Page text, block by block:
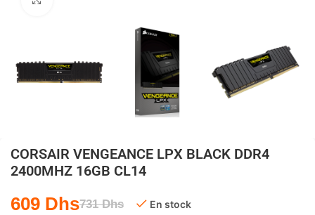
CORSAIR VENGEANCE LPX BLACK DDR4
2400MHZ 16GB CL14
731Dhs
609 Dhs En stock